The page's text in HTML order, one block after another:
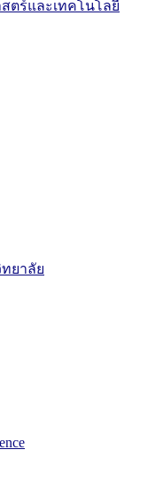
ตร์และเทคโนโลยี
ยาลัย